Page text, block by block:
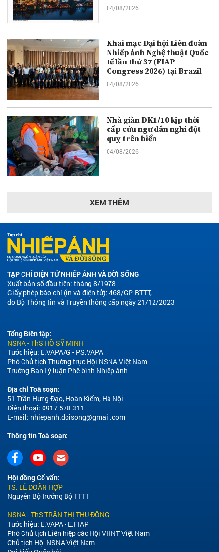
04/08/2026
Khai mạc Đại hội Liên đoàn
Nhiếp ảnh Nghệ thuật Quốc
tế lần thứ 37 (FIAP
Congress 2026) tại Brazil
04/08/2026
Nhà giàn DK1/10 kịp thời
cấp cứu ngư dân nghi đột
quỵ trên biển
04/08/2026
XEM THÊM
TẠP CHÍ ĐIỆN TỬ NHIẾP ẢNH VÀ ĐỜI SỐNG
Xuất bản số đầu tiên: tháng 8/1978
Giấy phép báo chí (in và điện tử): 468/GP-BTTT,
do Bộ Thông tin và Truyền thông cấp ngày 21/12/2023
Tổng Biên tập:
NSNA - ThS HỒ SỸ MINH
Tước hiệu: E.VAPA/G - PS.VAPA
Phó Chủ tịch Thường trực Hội NSNA Việt Nam
Trưởng Ban Lý luận Phê bình Nhiếp ảnh
Địa chỉ Toà soạn:
51 Trần Hưng Đạo, Hoàn Kiếm, Hà Nội
Điện thoại: 0917 578 311
E-mail: nhiepanh.doisong@gmail.com
Thông tin Toà soạn:
Hội đồng Cố vấn:
TS. LÊ DOÃN HỢP
Nguyên Bộ trưởng Bộ TTTT
NSNA - ThS TRẦN THỊ THU ĐÔNG
Tước hiệu: E.VAPA - E.FIAP
Phó Chủ tịch Liên hiệp các Hội VHNT Việt Nam
Chủ tịch Hội NSNA Việt Nam